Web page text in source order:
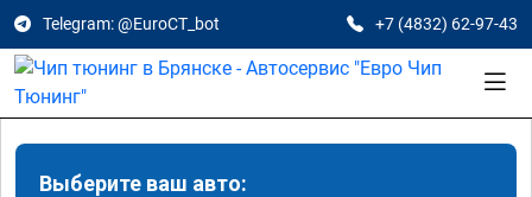
Telegram: @EuroCT_bot +7 (4832) 62-97-43
Выберите ваш авто: